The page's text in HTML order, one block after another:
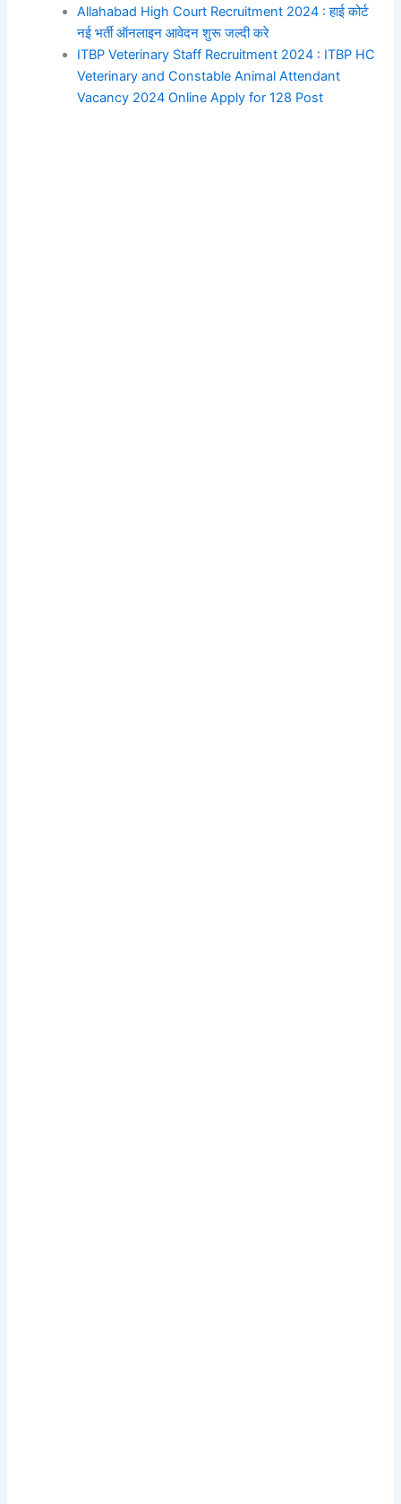
Allahabad High Court Recruitment 2024 : हाई कोर्ट
नई भर्ती ऑनलाइन आवेदन शुरू जल्दी करे
ITBP Veterinary Staff Recruitment 2024 : ITBP HC
Veterinary and Constable Animal Attendant
Vacancy 2024 Online Apply for 128 Post